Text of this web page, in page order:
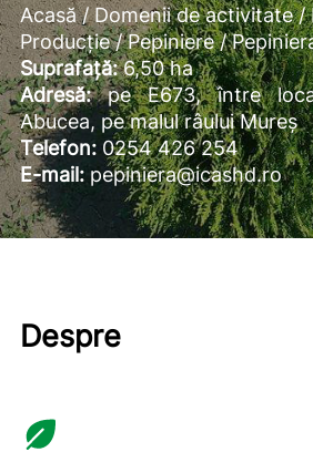
Acasă/Domenii de activitate/
Producție/Pepiniere/
Suprafață:6,50 ha
Adresă:pe E673, între
Abucea, pe malul râului Mureș
Telefon: 0254 426 254
E-mail: pepiniera@icashd.ro
Despre